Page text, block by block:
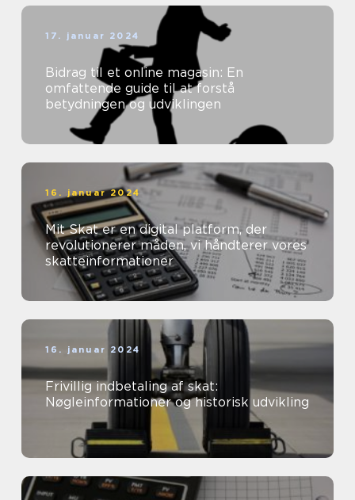
17. januar 2024
Bidrag til et online magasin: En
omfattende guide til at forstå
betydningen og udviklingen
16. januar 2024
Mit Skat er en digital platform, der
revolutionerer måden, vi håndterer vores
skatteinformationer
16. januar 2024
Frivillig indbetaling af skat:
Nøgleinformationer og historisk udvikling